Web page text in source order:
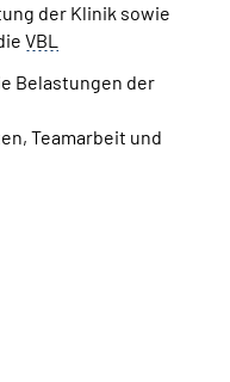
der Klinik sowie
VBL
Belastungen der
Teamarbeit und